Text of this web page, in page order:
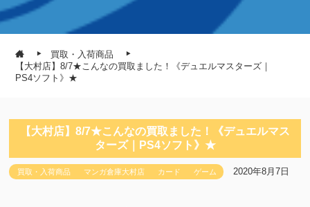
買取・入荷商品
【大村店】8/7★こんなの買取ました！《デュエルマスターズ｜
PS4ソフト》★
【大村店】8/7★こんなの買取ました！《デュエルマス
ターズ｜PS4ソフト》★
買取・入荷商品 マンガ倉庫大村店 カード ゲーム 2020年8月7日